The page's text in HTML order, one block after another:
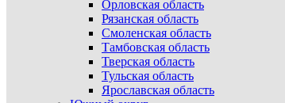
Орловская область
Рязанская область
Смоленская область
Тамбовская область
Тверская область
Тульская область
Ярославская область